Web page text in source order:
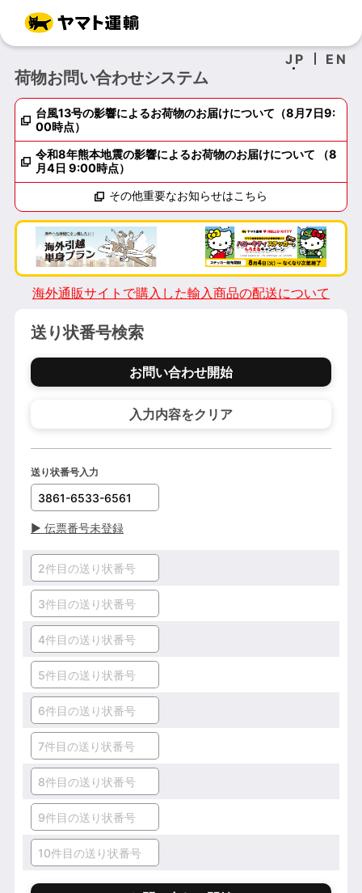
JP EN
荷物お問い合わせシステム
台風13号の影響によるお荷物のお届けについて（8月7日9:
00時点）
令和8年熊本地震の影響によるお荷物のお届けについて （8
月4日 9:00時点）
その他重要なお知らせはこちら
海外通販サイトで購入した輸入商品の配送について
送り状番号検索
お問い合わせ開始
入力内容をクリア
送り状番号入力
▶ 伝票番号未登録